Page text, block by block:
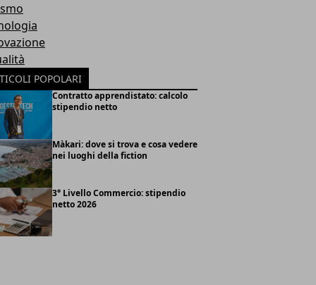
POPOLARI
Contratto apprendistato: calcolo
stipendio netto
Màkari: dove si trova e cosa vedere
nei luoghi della fiction
3° Livello Commercio: stipendio
netto 2026